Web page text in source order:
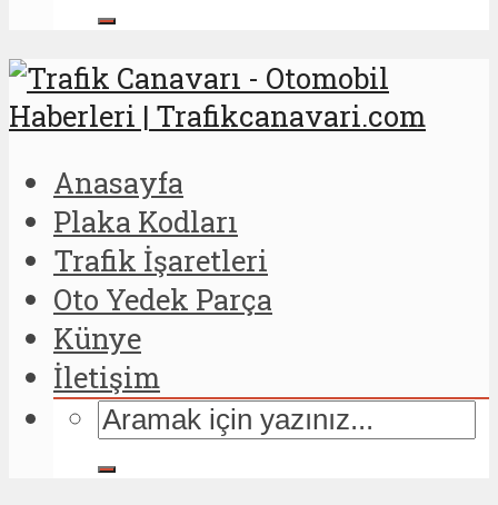
Anasayfa
Plaka Kodları
Trafik İşaretleri
Oto Yedek Parça
Künye
İletişim